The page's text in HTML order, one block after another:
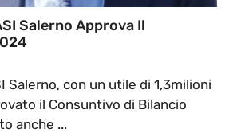
Salerno Approva Il
Salerno, con un utile di 1,3milioni
il Consuntivo di Bilancio
anche ...